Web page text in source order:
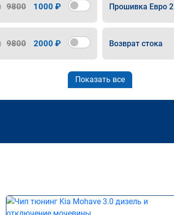
9800 1000 ₽ Прошивка Евро 2
9800 2000 ₽ Возврат стока
Показать все